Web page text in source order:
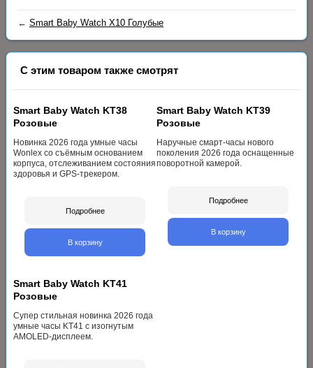
← Smart Baby Watch X10 Голубые
С этим товаром также смотрят
Smart Baby Watch KT38
Розовые
Новинка 2026 года умные часы
Wonlex со съёмным основанием
корпуса, отслеживанием состояния
здоровья и GPS-трекером.
Подробнее
В корзину
Smart Baby Watch KT39
Розовые
Наручные смарт-часы нового
поколения 2026 года оснащенные
поворотной камерой.
Подробнее
В корзину
Smart Baby Watch KT41
Розовые
Cупер стильная новинка 2026 года
умные часы KT41 с изогнутым
AMOLED-дисплеем.